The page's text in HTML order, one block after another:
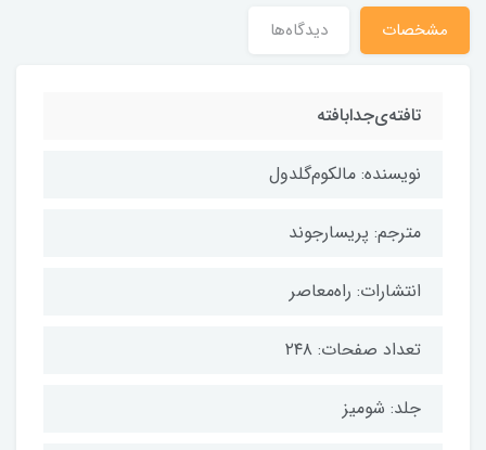
مشخصات دیدگاه‌ها
تافته‌ی‌جدابافته
نویسنده: مالکوم‌گلدول
مترجم: پریسا‌رجوند
انتشارات: راه‌معاصر
تعداد صفحات: ۲۴۸
جلد: شومیز